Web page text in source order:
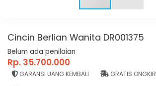
Cincin Berlian Wanita DR001375
Belum ada penilaian
Rp. 35.700.000
GARANSI UANG KEMBALI GRATIS ONGKIR